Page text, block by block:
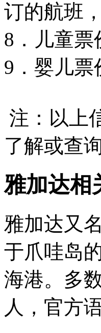
订的航班
8．儿童票
9．婴儿票
注：以上
了解或查
雅加达相
雅加达又
于爪哇岛
海港。多
人，官方